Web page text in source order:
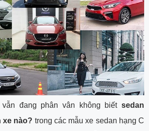
vẫn đang phân vân không biết sedan
xe nào? trong các mẫu xe sedan hạng C